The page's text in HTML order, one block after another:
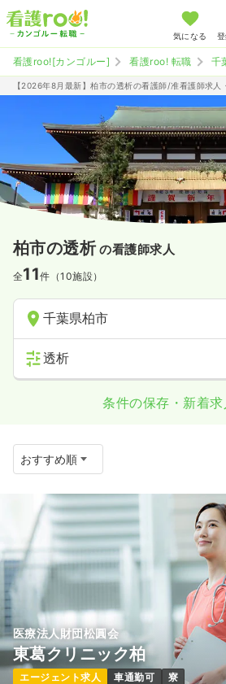
気になる
看護roo![カンゴルー] 看護roo! 転職 千
【2026年8月最新】柏市の透析の看護師/准看護師求人
柏市の透析 の看護師求人
全11件（10施設）
千葉県柏市
透析
条件の保存・新着
医療法人財団松圓会
東葛クリニック柏
エージェント求人 車通勤可 寮